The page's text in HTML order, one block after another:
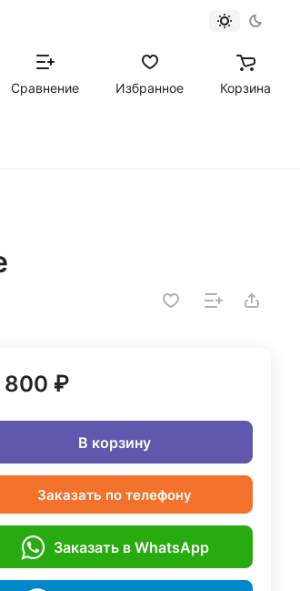
Сравнение Избранное Корзина
800 ₽
В корзину
Заказать по телефону
Заказать в WhatsApp